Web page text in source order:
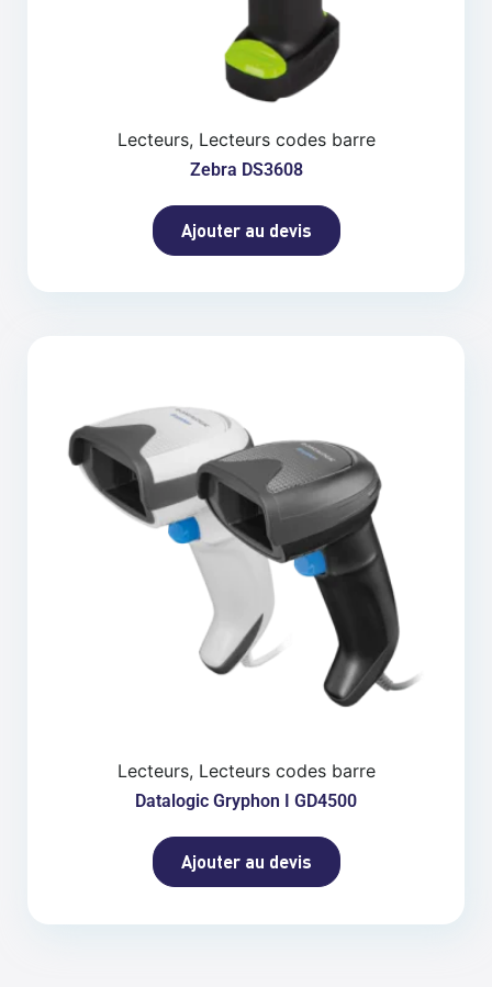
Lecteurs, Lecteurs codes barre
Zebra DS3608
Ajouter au devis
Lecteurs, Lecteurs codes barre
Datalogic Gryphon I GD4500
Ajouter au devis